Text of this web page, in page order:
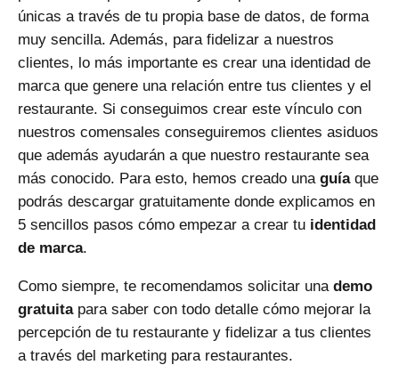
únicas a través de tu propia base de datos, de forma
muy sencilla. Además, para fidelizar a nuestros
clientes, lo más importante es crear una identidad de
marca que genere una relación entre tus clientes y el
restaurante. Si conseguimos crear este vínculo con
nuestros comensales conseguiremos clientes asiduos
que además ayudarán a que nuestro restaurante sea
más conocido. Para esto, hemos creado una guía que
podrás descargar gratuitamente donde explicamos en
5 sencillos pasos cómo empezar a crear tu identidad
de marca.
Como siempre, te recomendamos solicitar una demo
gratuitapara saber con todo detalle cómo mejorar la
percepción de tu restaurante y fidelizar a tus clientes
a través del marketing para restaurantes.